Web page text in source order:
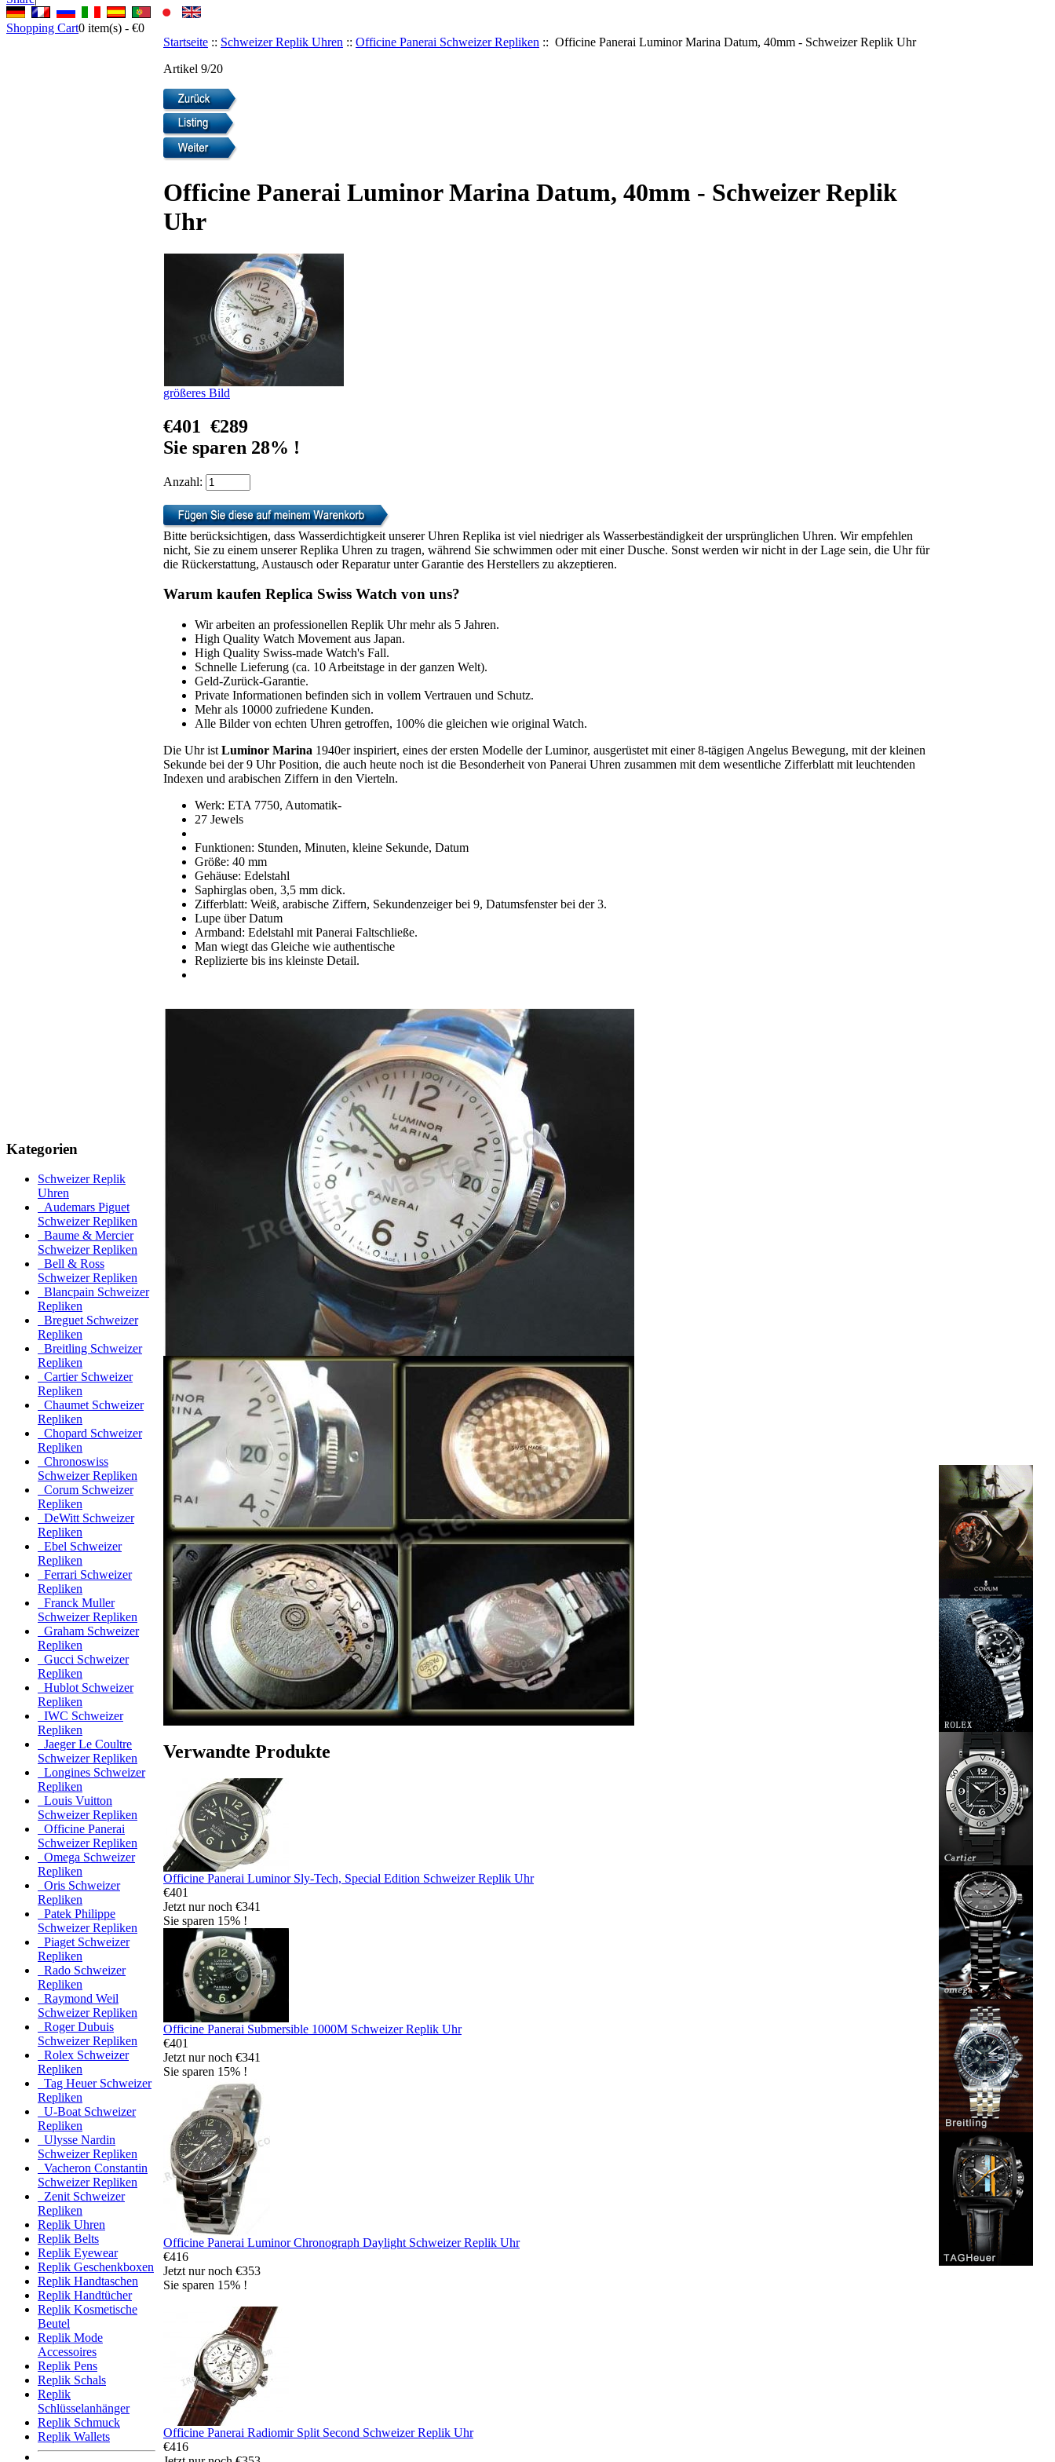
Shopping Cart0 item(s) - €0
Kategorien
Schweizer Replik
Uhren
Audemars Piguet
Schweizer Repliken
Baume & Mercier
Schweizer Repliken
Bell & Ross
Schweizer Repliken
Blancpain Schweizer
Repliken
Breguet Schweizer
Repliken
Breitling Schweizer
Repliken
Cartier Schweizer
Repliken
Chaumet Schweizer
Repliken
Chopard Schweizer
Repliken
Chronoswiss
Schweizer Repliken
Corum Schweizer
Repliken
DeWitt Schweizer
Repliken
Ebel Schweizer
Repliken
Ferrari Schweizer
Repliken
Franck Muller
Schweizer Repliken
Graham Schweizer
Repliken
Gucci Schweizer
Repliken
Hublot Schweizer
Repliken
IWC Schweizer
Repliken
Jaeger Le Coultre
Schweizer Repliken
Longines Schweizer
Repliken
Louis Vuitton
Schweizer Repliken
Officine Panerai
Schweizer Repliken
Omega Schweizer
Repliken
Oris Schweizer
Repliken
Patek Philippe
Schweizer Repliken
Piaget Schweizer
Repliken
Rado Schweizer
Repliken
Raymond Weil
Schweizer Repliken
Roger Dubuis
Schweizer Repliken
Rolex Schweizer
Repliken
Tag Heuer Schweizer
Repliken
U-Boat Schweizer
Repliken
Ulysse Nardin
Schweizer Repliken
Vacheron Constantin
Schweizer Repliken
Zenit Schweizer
Repliken
Replik Uhren
Replik Belts
Replik Eyewear
Replik Geschenkboxen
Replik Handtaschen
Replik Handtücher
Replik Kosmetische
Beutel
Replik Mode
Accessoires
Replik Pens
Replik Schals
Replik
Schlüsselanhänger
Replik Schmuck
Replik Wallets
Startseite :: Schweizer Replik Uhren :: Officine Panerai Schweizer Repliken :: Officine Panerai Luminor Marina Datum, 40mm - Schweizer Replik Uhr
Artikel 9/20
Officine Panerai Luminor Marina Datum, 40mm - Schweizer Replik
Uhr
größeres Bild
€401 €289
Sie sparen 28% !
Anzahl:
Bitte berücksichtigen, dass Wasserdichtigkeit unserer Uhren Replika ist viel niedriger als Wasserbeständigkeit der ursprünglichen Uhren. Wir empfehlen
nicht, Sie zu einem unserer Replika Uhren zu tragen, während Sie schwimmen oder mit einer Dusche. Sonst werden wir nicht in der Lage sein, die Uhr für
die Rückerstattung, Austausch oder Reparatur unter Garantie des Herstellers zu akzeptieren.
Warum kaufen Replica Swiss Watch von uns?
Wir arbeiten an professionellen Replik Uhr mehr als 5 Jahren.
High Quality Watch Movement aus Japan.
High Quality Swiss-made Watch's Fall.
Schnelle Lieferung (ca. 10 Arbeitstage in der ganzen Welt).
Geld-Zurück-Garantie.
Private Informationen befinden sich in vollem Vertrauen und Schutz.
Mehr als 10000 zufriedene Kunden.
Alle Bilder von echten Uhren getroffen, 100% die gleichen wie original Watch.
Die Uhr ist Luminor Marina 1940er inspiriert, eines der ersten Modelle der Luminor, ausgerüstet mit einer 8-tägigen Angelus Bewegung, mit der kleinen
Sekunde bei der 9 Uhr Position, die auch heute noch ist die Besonderheit von Panerai Uhren zusammen mit dem wesentliche Zifferblatt mit leuchtenden
Indexen und arabischen Ziffern in den Vierteln.
Werk: ETA 7750, Automatik-
27 Jewels
Funktionen: Stunden, Minuten, kleine Sekunde, Datum
Größe: 40 mm
Gehäuse: Edelstahl
Saphirglas oben, 3,5 mm dick.
Zifferblatt: Weiß, arabische Ziffern, Sekundenzeiger bei 9, Datumsfenster bei der 3.
Lupe über Datum
Armband: Edelstahl mit Panerai Faltschließe.
Man wiegt das Gleiche wie authentische
Replizierte bis ins kleinste Detail.
Verwandte Produkte
Officine Panerai Luminor Sly-Tech, Special Edition Schweizer Replik Uhr
€401
Jetzt nur noch €341
Sie sparen 15% !
Officine Panerai Submersible 1000M Schweizer Replik Uhr
€401
Jetzt nur noch €341
Sie sparen 15% !
Officine Panerai Luminor Chronograph Daylight Schweizer Replik Uhr
€416
Jetzt nur noch €353
Sie sparen 15% !
Officine Panerai Radiomir Split Second Schweizer Replik Uhr
€416